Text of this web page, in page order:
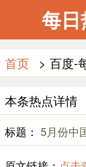
每
首页 > 百度-
本条热点详情
标题： 5月份中